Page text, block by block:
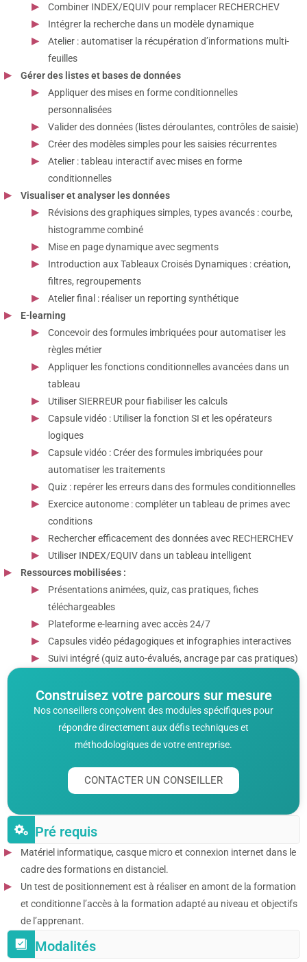
Combiner INDEX/EQUIV pour remplacer RECHERCHEV
Intégrer la recherche dans un modèle dynamique
Atelier : automatiser la récupération d’informations multi-
feuilles
Gérer des listes et bases de données
Appliquer des mises en forme conditionnelles
personnalisées
Valider des données (listes déroulantes, contrôles de saisie)
Créer des modèles simples pour les saisies récurrentes
Atelier : tableau interactif avec mises en forme
conditionnelles
Visualiser et analyser les données
Révisions des graphiques simples, types avancés : courbe,
histogramme combiné
Mise en page dynamique avec segments
Introduction aux Tableaux Croisés Dynamiques : création,
filtres, regroupements
Atelier final : réaliser un reporting synthétique
E-learning
Concevoir des formules imbriquées pour automatiser les
règles métier
Appliquer les fonctions conditionnelles avancées dans un
tableau
Utiliser SIERREUR pour fiabiliser les calculs
Capsule vidéo : Utiliser la fonction SI et les opérateurs
logiques
Capsule vidéo : Créer des formules imbriquées pour
automatiser les traitements
Quiz : repérer les erreurs dans des formules conditionnelles
Exercice autonome : compléter un tableau de primes avec
conditions
Rechercher efficacement des données avec RECHERCHEV
Utiliser INDEX/EQUIV dans un tableau intelligent
Ressources mobilisées :
Présentations animées, quiz, cas pratiques, fiches
téléchargeables
Plateforme e-learning avec accès 24/7
Capsules vidéo pédagogiques et infographies interactives
Suivi intégré (quiz auto-évalués, ancrage par cas pratiques)
Construisez votre parcours sur mesure
Nos conseillers conçoivent des modules spécifiques pour
répondre directement aux défis techniques et
méthodologiques de votre entreprise.
CONTACTER UN CONSEILLER
Pré requis
Matériel informatique, casque micro et connexion internet dans le
cadre des formations en distanciel.
Un test de positionnement est à réaliser en amont de la formation
et conditionne l’accès à la formation adapté au niveau et objectifs
de l’apprenant.
Modalités